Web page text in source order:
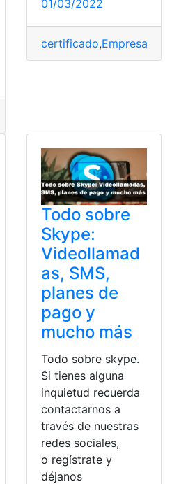
01/03/2022
certificado,Empresario
Todo sobre
Skype:
Videollamad
as, SMS,
planes de
pago y
mucho más
Todo sobre skype.
Si tienes alguna
inquietud recuerda
contactarnos a
través de nuestras
redes sociales,
o regístrate y
déjanos